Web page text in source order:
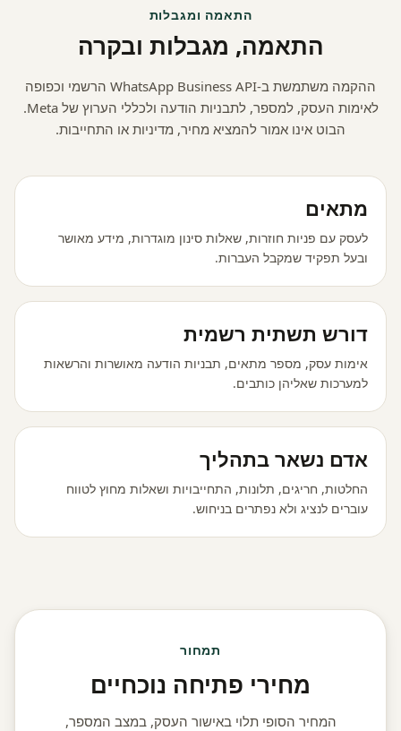
התאמה ומגבלות
התאמה, מגבלות ובקרה
ההקמה משתמשת ב-WhatsApp Business API הרשמי וכפופה
לאימות העסק, למספר, לתבניות הודעה ולכללי הערוץ של Meta.
הבוט אינו אמור להמציא מחיר, מדיניות או התחייבות.
מתאים
לעסק עם פניות חוזרות, שאלות סינון מוגדרות, מידע מאושר
ובעל תפקיד שמקבל העברות.
דורש תשתית רשמית
אימות עסק, מספר מתאים, תבניות הודעה מאושרות והרשאות
למערכות שאליהן כותבים.
אדם נשאר בתהליך
החלטות, חריגים, תלונות, התחייבויות ושאלות מחוץ לטווח
עוברים לנציג ולא נפתרים בניחוש.
תמחור
מחירי פתיחה נוכחיים
המחיר הסופי תלוי באישור העסק, במצב המספר,